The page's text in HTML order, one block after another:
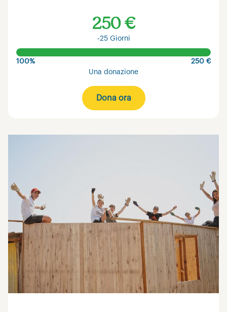
250 €
-25 Giorni
100%
250 €
Una donazione
Dona ora